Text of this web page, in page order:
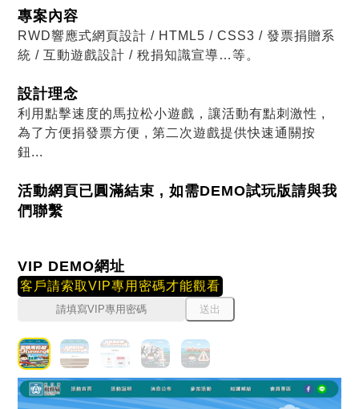
專案內容
RWD響應式網頁設計 / HTML5 / CSS3 / 發票捐贈系
統 / 互動遊戲設計 / 稅捐知識宣導…等。
設計理念
利用點擊速度的馬拉松小遊戲，讓活動有點刺激性 ,
為了方便捐發票方便 , 第二次遊戲提供快速通關按
鈕...
活動網頁已圓滿結束 , 如需DEMO試玩版請與我
們聯繫
VIP DEMO網址
客戶請索取VIP專用密碼才能觀看
送出